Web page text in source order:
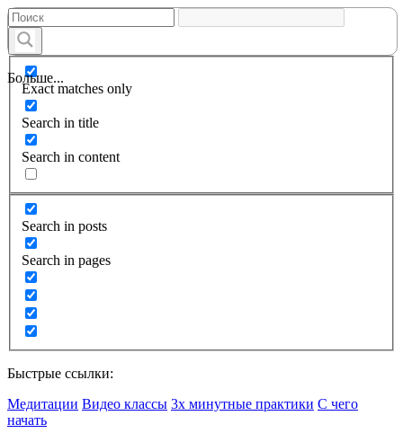
Больше...
Exact matches only
Search in title
Search in content
Search in posts
Search in pages
Быстрые ссылки:
Медитации Видео классы 3х минутные практики С чего
начать